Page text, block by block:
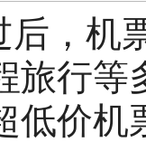
后，机
旅行等
低价机